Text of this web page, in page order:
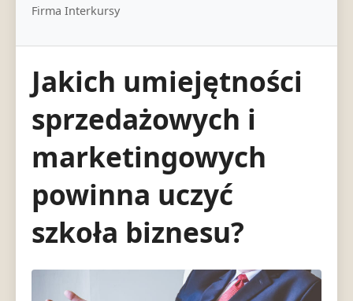
Firma Interkursy
Jakich umiejętności
sprzedażowych i
marketingowych
powinna uczyć
szkoła biznesu?